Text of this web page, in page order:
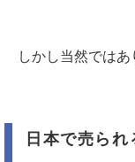
しかし当然ではあ
日本で売ら